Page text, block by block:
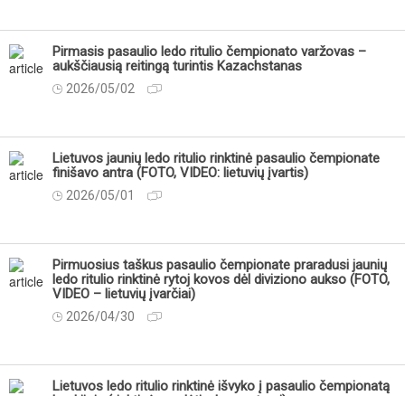
Pirmasis pasaulio ledo ritulio čempionato varžovas –
aukščiausią reitingą turintis Kazachstanas
2026/05/02
Lietuvos jaunių ledo ritulio rinktinė pasaulio čempionate
finišavo antra (FOTO, VIDEO: lietuvių įvartis)
2026/05/01
Pirmuosius taškus pasaulio čempionate praradusi jaunių
ledo ritulio rinktinė rytoj kovos dėl diviziono aukso (FOTO,
VIDEO – lietuvių įvarčiai)
2026/04/30
Lietuvos ledo ritulio rinktinė išvyko į pasaulio čempionatą